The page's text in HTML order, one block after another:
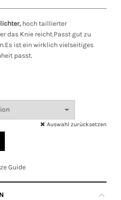
hoch taillierter
das Knie reicht.Passt gut zu
ist ein wirklich vielseitiges
passt.
Auswahl zurücksetzen
Guide